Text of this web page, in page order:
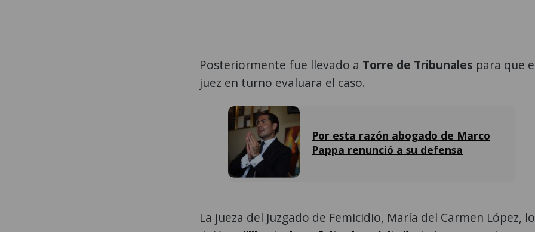
Posteriormente fue llevado a Torre de Tribunales para que
juez en turno evaluara el caso.
Por esta razón abogado de Marco
Pappa renunció a su defensa
La jueza del Juzgado de Femicidio, María del Carmen López, lo